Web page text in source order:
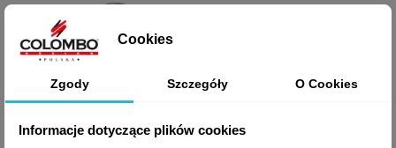
Cookies
Zgody Szczegóły O Cookies
Informacje dotyczące plików cookies